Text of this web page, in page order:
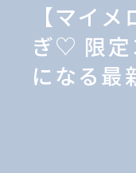
【マイ
ぎ♡ 限定
になる最